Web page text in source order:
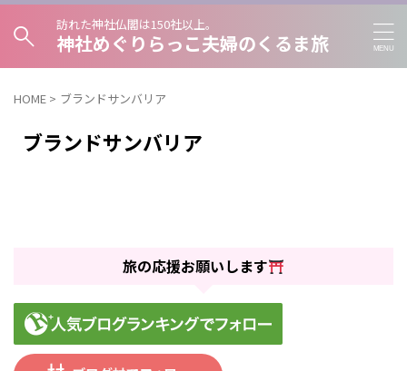
訪れた神社仏閣は150社以上。
神社めぐりらっこ夫婦のくるま旅
HOME > ブランドサンバリア
ブランドサンバリア
旅の応援お願いします